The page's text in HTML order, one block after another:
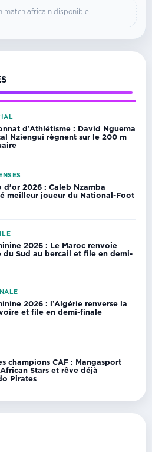
match africain disponible.
d’Athlétisme : David Nguema
Nziengui règnent sur le 200 m
d’or 2026 : Caleb Nzamba
meilleur joueur du National-Foot
2026 : Le Maroc renvoie
du Sud au bercail et file en demi-
2026 : l’Algérie renverse la
et file en demi-finale
champions CAF : Mangasport
Stars et rêve déjà
Pirates